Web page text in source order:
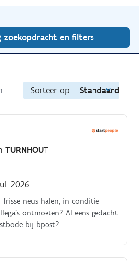
zoekopdracht en filters
Sorteer op Standaard
TURNHOUT
2026
frisse neus halen, in conditie
ontmoeten? Al eens gedacht
bij bpost?